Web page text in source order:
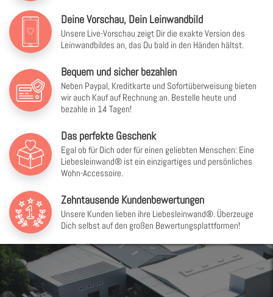
Deine Vorschau, Dein Leinwandbild
Unsere Live-Vorschau zeigt Dir die exakte Version des
Leinwandbildes an, das Du bald in den Händen hältst.
Bequem und sicher bezahlen
Neben Paypal, Kreditkarte und Sofortüberweisung bieten
wir auch Kauf auf Rechnung an. Bestelle heute und
bezahle in 14 Tagen!
Das perfekte Geschenk
Egal ob für Dich oder für einen geliebten Menschen: Eine
Liebesleinwand® ist ein einzigartiges und persönliches
Wohn-Accessoire.
Zehntausende Kundenbewertungen
Unsere Kunden lieben ihre Liebesleinwand®. Überzeuge
Dich selbst auf den großen Bewertungsplattformen!